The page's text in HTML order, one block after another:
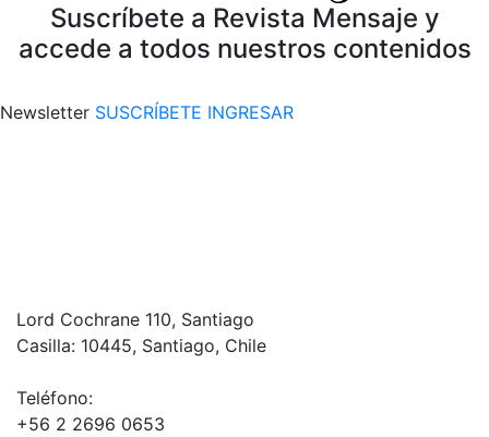
Suscríbete a Revista Mensaje y
accede a todos nuestros contenidos
Newsletter SUSCRÍBETE INGRESAR
Lord Cochrane 110, Santiago
Casilla: 10445, Santiago, Chile
Teléfono:
+56 2 2696 0653